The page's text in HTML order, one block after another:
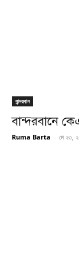
বান্দরবান
বান্দরবানে
Ruma Barta - মে ২৩,